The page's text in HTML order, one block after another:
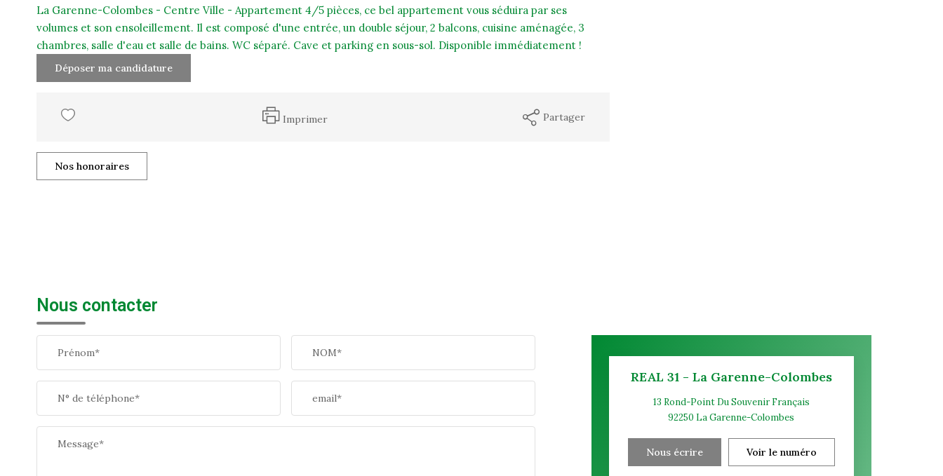
La Garenne-Colombes - Centre Ville - Appartement 4/5 pièces, ce bel appartement vous séduira par ses
volumes et son ensoleillement. Il est composé d'une entrée, un double séjour, 2 balcons, cuisine aménagée, 3
chambres, salle d'eau et salle de bains. WC séparé. Cave et parking en sous-sol. Disponible immédiatement !
Déposer ma candidature
Imprimer Partager
Nos honoraires
Nous contacter
Prénom* NOM*
N° de téléphone* email*
Message*
REAL 31 - La Garenne-Colombes
13 Rond-Point Du Souvenir Français
92250 La Garenne-Colombes
Nous écrire Voir le numéro